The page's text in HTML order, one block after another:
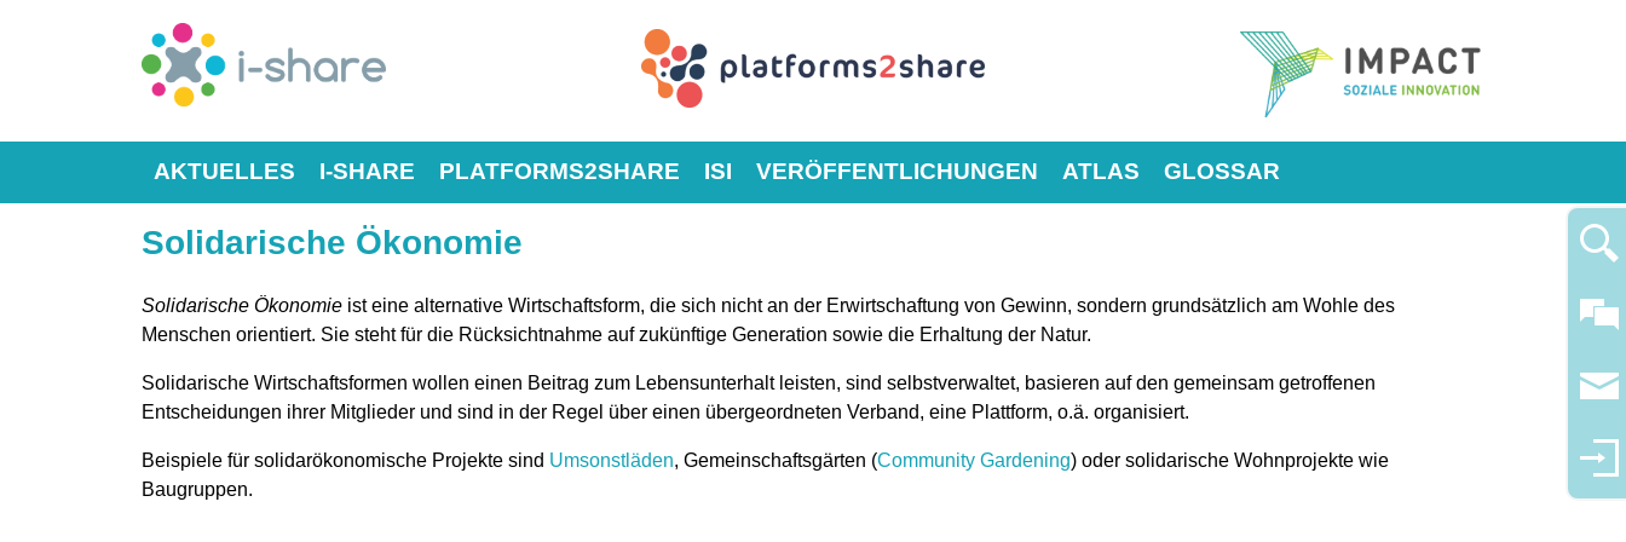
AKTUELLES I-SHARE PLATFORMS2SHARE ISI VERÖFFENTLICHUNGEN ATLAS GLOSSAR
Solidarische Ökonomie
Solidarische Ökonomie ist eine alternative Wirtschaftsform, die sich nicht an der Erwirtschaftung von Gewinn, sondern grundsätzlich am Wohle des
Menschen orientiert. Sie steht für die Rücksichtnahme auf zukünftige Generation sowie die Erhaltung der Natur.
Solidarische Wirtschaftsformen wollen einen Beitrag zum Lebensunterhalt leisten, sind selbstverwaltet, basieren auf den gemeinsam getroffenen
Entscheidungen ihrer Mitglieder und sind in der Regel über einen übergeordneten Verband, eine Plattform, o.ä. organisiert.
Beispiele für solidarökonomische Projekte sind Umsonstläden, Gemeinschaftsgärten (Community Gardening) oder solidarische Wohnprojekte wie
Baugruppen.